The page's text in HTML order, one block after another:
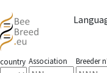
country Association Breeder